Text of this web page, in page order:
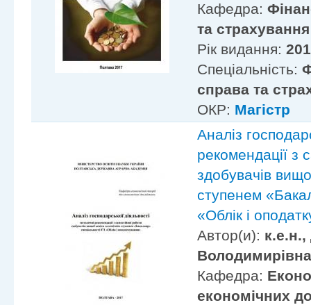
Кафедра:
та страхування
Рік видання:
Спеціальність:
справа та
ОКР: Магістр
Аналіз
рекомендації з
здобувачів
ступенем
«Облік і
Автор(и):
Кафедра:
економічних